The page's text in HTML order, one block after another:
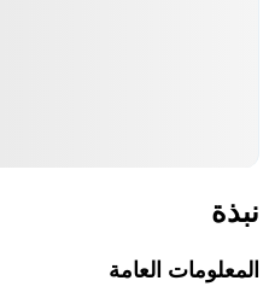
نبذة
المعلومات العامة